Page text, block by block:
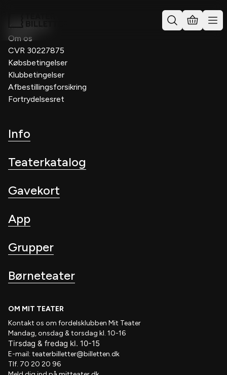
Kontakt os
Om os
CVR 30227875
Købsbetingelser
Klubbetingelser
Afbestillingsforsikring
Fortrydelsesret
Info
Teaterkatalog
Gavekort
App
Grupper
Børneteater
OM MIT TEATER
Kontakt os om fordelsklubben Mit Teater
Mandag, onsdag & torsdag kl. 10-16
Tirsdag & fredag kl. 10-15
E-mail: teaterbilletter@billetten.dk
Tlf. 70 20 20 96